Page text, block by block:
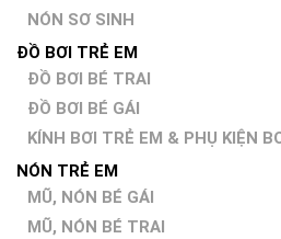
NÓN SƠ SINH
ĐỒ BƠI TRẺ EM
ĐỒ BƠI BÉ TRAI
ĐỒ BƠI BÉ GÁI
KÍNH BƠI TRẺ EM & PHỤ KIỆN
NÓN TRẺ EM
MŨ, NÓN BÉ GÁI
MŨ, NÓN BÉ TRAI